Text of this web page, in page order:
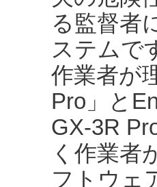
る監督者
ステムで
作業者が
Pro」と
GX-3R
く作業者
フトウェ